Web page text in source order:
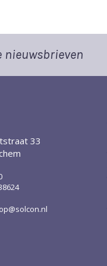
nieuwsbrieven
33